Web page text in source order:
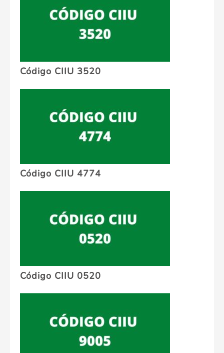
Código CIIU 3520
Código CIIU 4774
Código CIIU 0520